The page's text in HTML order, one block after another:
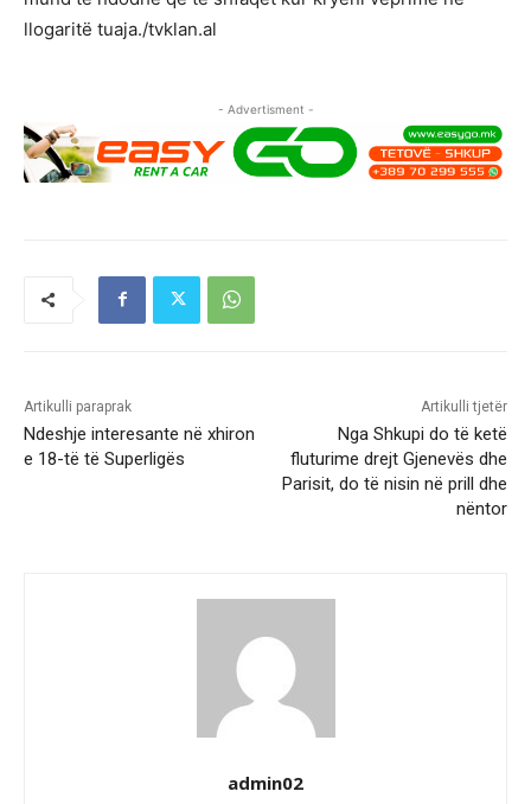
llogaritë tuaja./tvklan.al
- Advertisment -
Artikulli paraprak
Ndeshje interesante në xhiron
e 18-të të Superligës
Artikulli tjetër
Nga Shkupi do të ketë
fluturime drejt Gjenevës dhe
Parisit, do të nisin në prill dhe
nëntor
admin02